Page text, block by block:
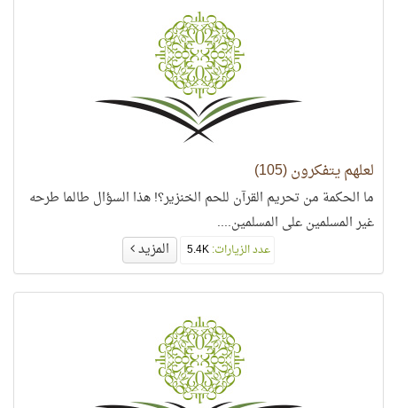
لعلهم يتفكرون (105)
ما الحكمة من تحريم القرآن للحم الخنزير؟! هذا السؤال طالما طرحه
غير المسلمين على المسلمين....
عدد الزيارات: المزيد